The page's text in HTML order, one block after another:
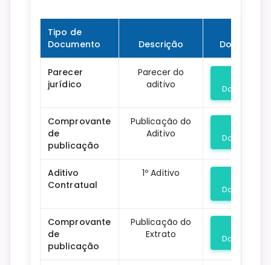
Tipo de
Documento
Descrição Download
Parecer
jurídico
Parecer do
aditivo
Download
Comprovante
de
publicação
Publicação do
Aditivo
Download
Aditivo
Contratual
1º Aditivo
Download
Comprovante
de
publicação
Publicação do
Extrato
Download